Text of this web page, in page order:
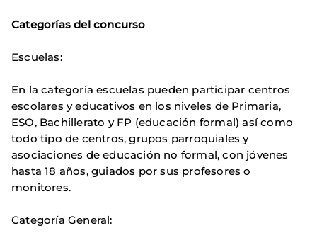
Categorías del concurso
Escuelas:
En la categoría escuelas pueden participar centros
escolares y educativos en los niveles de Primaria,
ESO, Bachillerato y FP (educación formal) así como
todo tipo de centros, grupos parroquiales y
asociaciones de educación no formal, con jóvenes
hasta 18 años, guiados por sus profesores o
monitores.
Categoría General: